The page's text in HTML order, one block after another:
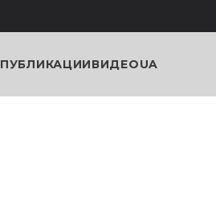
ПУБЛИКАЦИИВИДЕОUA